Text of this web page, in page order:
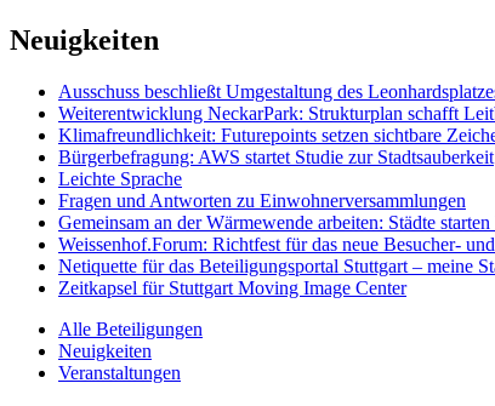
Neuigkeiten
Ausschuss beschließt Umgestaltung des
Weiterentwicklung NeckarPark: Strukturplan schafft
Klimafreundlichkeit: Futurepoints setzen sichtbare
Bürgerbefragung: AWS startet Studie zur Stadtsauberkeit
Leichte Sprache
Fragen und Antworten zu Einwohnerversammlungen
Gemeinsam an der Wärmewende arbeiten: Städte
Weissenhof.Forum: Richtfest für das neue Besucher-
Netiquette für das Beteiligungsportal Stuttgart – meine
Zeitkapsel für Stuttgart Moving Image Center
Alle Beteiligungen
Neuigkeiten
Veranstaltungen